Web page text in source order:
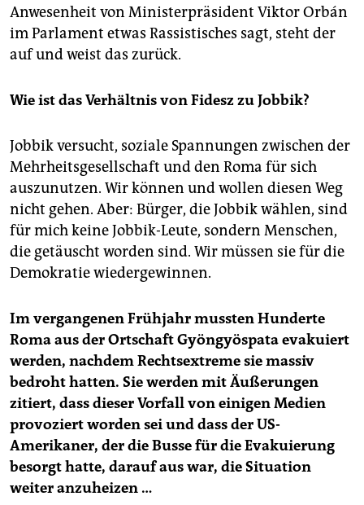
Anwesenheit von Ministerpräsident Viktor Orbán
im Parlament etwas Rassistisches sagt, steht der
auf und weist das zurück.
Wie ist das Verhältnis von Fidesz zu Jobbik?
Jobbik versucht, soziale Spannungen zwischen der
Mehrheitsgesellschaft und den Roma für sich
auszunutzen. Wir können und wollen diesen Weg
nicht gehen. Aber: Bürger, die Jobbik wählen, sind
für mich keine Jobbik-Leute, sondern Menschen,
die getäuscht worden sind. Wir müssen sie für die
Demokratie wiedergewinnen.
Im vergangenen Frühjahr mussten Hunderte
Roma aus der Ortschaft Gyöngyöspata evakuiert
werden, nachdem Rechtsextreme sie massiv
bedroht hatten. Sie werden mit Äußerungen
zitiert, dass dieser Vorfall von einigen Medien
provoziert worden sei und dass der US-
Amerikaner, der die Busse für die Evakuierung
besorgt hatte, darauf aus war, die Situation
weiter anzuheizen …